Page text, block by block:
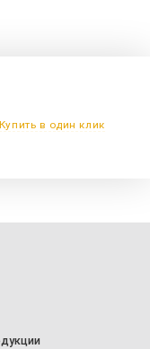
Купить в один клик